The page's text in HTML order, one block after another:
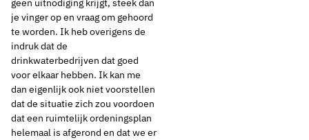
geen uitnodiging krijgt, steek dan
je vinger op en vraag om gehoord
te worden. Ik heb overigens de
indruk dat de
drinkwaterbedrijven dat goed
voor elkaar hebben. Ik kan me
dan eigenlijk ook niet voorstellen
dat de situatie zich zou voordoen
dat een ruimtelijk ordeningsplan
helemaal is afgerond en dat we er